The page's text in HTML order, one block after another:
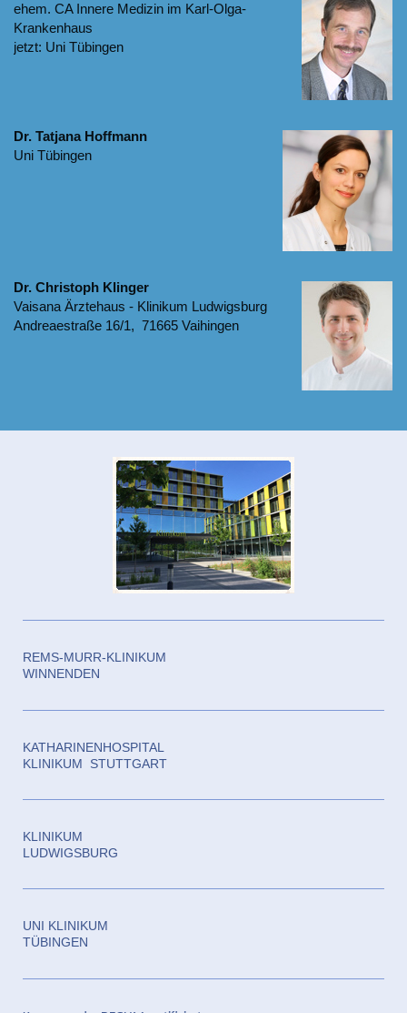
ehem. CA Innere Medizin im Karl-Olga-
Krankenhaus
jetzt: Uni Tübingen
Dr. Tatjana Hoffmann
Uni Tübingen
Dr. Christoph Klinger
Vaisana Ärztehaus - Klinikum Ludwigsburg
Andreaestraße 16/1, 71665 Vaihingen
REMS-MURR-KLINIKUM
WINNENDEN
KATHARINENHOSPITAL
KLINIKUM STUTTGART
KLINIKUM
LUDWIGSBURG
UNI KLINIKUM
TÜBINGEN